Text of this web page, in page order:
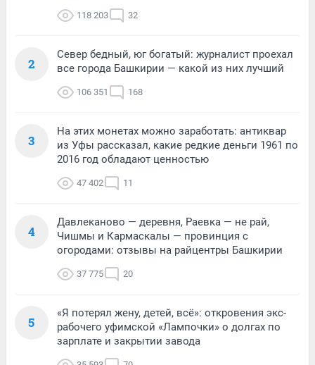
118 203 32
2
Север бедный, юг богатый: журналист проехал
все города Башкирии — какой из них лучший
106 351 168
3
На этих монетах можно заработать: антиквар
из Уфы рассказал, какие редкие деньги 1961 по
2016 год обладают ценностью
47 402 11
4
Давлеканово — деревня, Раевка — не рай,
Чишмы и Кармаскалы — провинция с
огородами: отзывы на райцентры Башкирии
37 775 20
5
«Я потерял жену, детей, всё»: откровения экс-
рабочего уфимской «Лампочки» о долгах по
зарплате и закрытии завода